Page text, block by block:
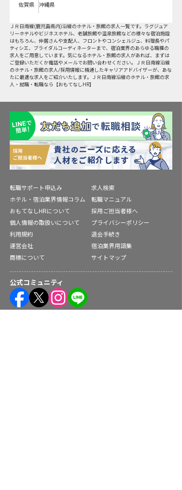
佐賀県 沖縄県
ＪＲ日南線(鹿児島県内)沿線のホテル・旅館の求人一覧です。ラグジュア
リーホテルやビジネスホテル、老舗旅館や温泉旅館などの様々な宿泊施設
はもちろん、仲居さんや支配人、フロントやコンシェルジュ、料理長やパ
ティシエ、ブライダルコーディネーターまで、宿泊業界のあらゆる職種の
求人をご用意しています。気になるホテル・旅館の求人があれば、まずは
ご登録いただくか電話やメールでお問い合わせください。ＪＲ日南線沿線
のホテル・旅館の求人/採用情報に精通したキャリアアドバイザーが、あな
たに最適な求人をご紹介いたします。ＪＲ日南線沿線のホテル・旅館の求
人・就職・転職なら【おもてなしHR】
転職サポート申込み
求人検索
ホテル・宿泊業界情報コラム
転職マニュアル
おもてなしHRについて
採用ご担当者様へ
個人情報の取扱いについて
プライバシーポリシー
利用規約
退会手続き
運営会社
宿泊業界用語集
商標について
サイトマップ
公式コミュニティ